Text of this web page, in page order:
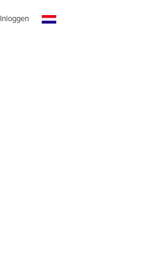
Inloggen